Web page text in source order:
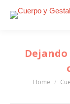
You are here:
Home